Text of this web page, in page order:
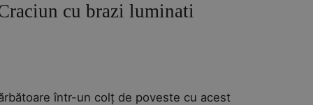
cu brazi luminati
într-un colț de poveste cu acest